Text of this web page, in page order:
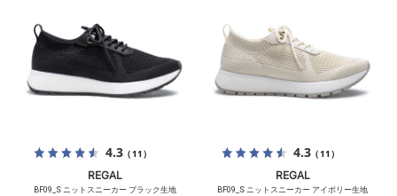
4.3（11）
REGAL
BF09_S ニットスニーカー ブラック生地
4.3（11）
REGAL
BF09_S ニットスニーカー アイボリー生地